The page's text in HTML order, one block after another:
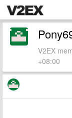
V2EX
+08:00